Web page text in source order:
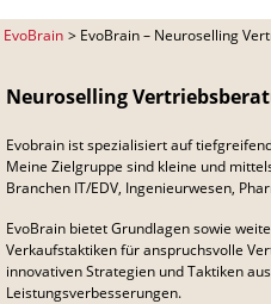
EvoBrain EvoBrain – Neuroselling
Neuroselling
Evobrain ist spezialisiert auf
Meine Zielgruppe sind kleine und
Branchen IT/EDV, Ingenieurwesen,
EvoBrain bietet Grundlagen sowie
Verkaufstaktiken für anspruchsvolle
innovativen Strategien und Taktiken
Leistungsverbesserungen.